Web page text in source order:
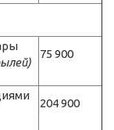
75 900
204 900